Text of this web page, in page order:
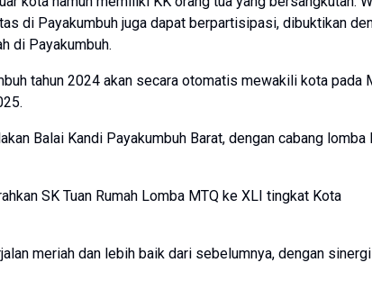
di Payakumbuh juga dapat berpartisipasi, dibuktikan
di Payakumbuh.
tahun 2024 akan secara otomatis mewakili kota pada
Balai Kandi Payakumbuh Barat, dengan cabang lomba
SK Tuan Rumah Lomba MTQ ke XLI tingkat Kota
meriah dan lebih baik dari sebelumnya, dengan